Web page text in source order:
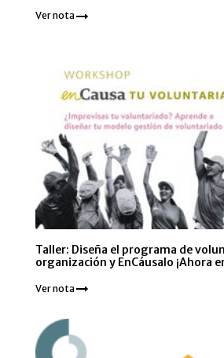
Ver nota
Taller: Diseña el programa de
organización y EnCáusalo ¡Ahora
Ver nota